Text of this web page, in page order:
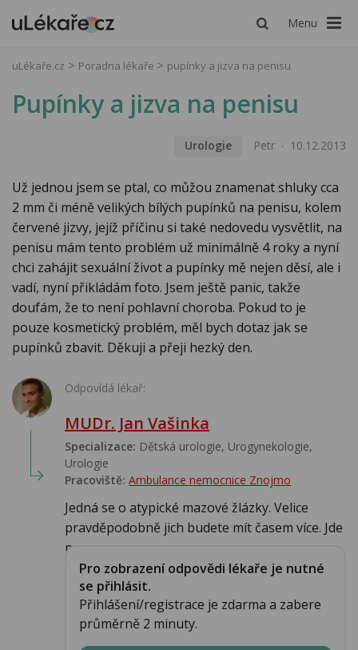
Menu
uLékaře.cz Poradna lékaře pupínky a jizva na penisu
Pupínky a jizva na penisu
Urologie Petr 10.12.2013
Už jednou jsem se ptal, co můžou znamenat shluky cca
2 mm či méně velikých bílých pupínků na penisu, kolem
červené jizvy, jejíž příčinu si také nedovedu vysvětlit, na
penisu mám tento problém už minimálně 4 roky a nyní
chci zahájit sexuální život a pupínky mě nejen děsí, ale i
vadí, nyní přikládám foto. Jsem ještě panic, takže
doufám, že to není pohlavní choroba. Pokud to je
pouze kosmetický problém, měl bych dotaz jak se
pupínků zbavit. Děkuji a přeji hezký den.
Odpovídá lékař:
MUDr. Jan Vašinka
Specializace: Dětská urologie, Urogynekologie,
Urologie‎
Pracoviště: Ambulance nemocnice Znojmo
Jedná se o atypické mazové žlázky. Velice
pravděpodobně jich budete mít časem více. Jde
po...
Pro zobrazení odpovědi lékaře je nutné
se přihlásit.
Přihlášení/registrace je zdarma a zabere
průměrně 2 minuty.